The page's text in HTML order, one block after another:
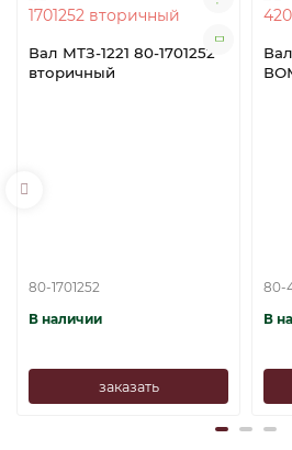
Вал МТЗ-1221 80-1701252
вторичный
80-1701252
В наличии
заказать
80-
В